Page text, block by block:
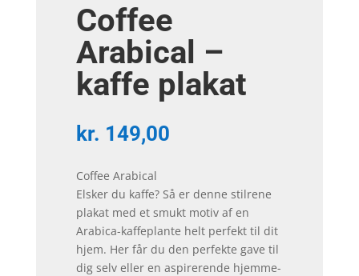
Coffee
Arabical –
kaffe plakat
kr. 149,00
Coffee Arabical
Elsker du kaffe? Så er denne stilrene
plakat med et smukt motiv af en
Arabica-kaffeplante helt perfekt til dit
hjem. Her får du den perfekte gave til
dig selv eller en aspirerende hjemme-